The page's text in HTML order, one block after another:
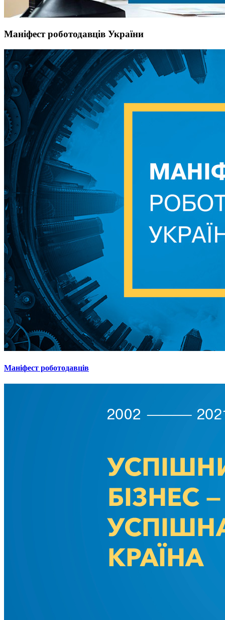
Маніфест роботодавців України
Маніфест роботодавців